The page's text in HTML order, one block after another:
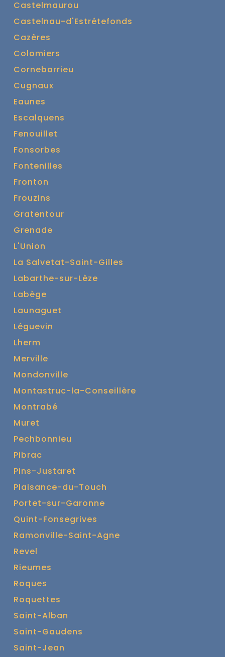
Castelmaurou
Castelnau-d'Estrétefonds
Cazères
Colomiers
Cornebarrieu
Cugnaux
Eaunes
Escalquens
Fenouillet
Fonsorbes
Fontenilles
Fronton
Frouzins
Gratentour
Grenade
L'Union
La Salvetat-Saint-Gilles
Labarthe-sur-Lèze
Labège
Launaguet
Léguevin
Lherm
Merville
Mondonville
Montastruc-la-Conseillère
Montrabé
Muret
Pechbonnieu
Pibrac
Pins-Justaret
Plaisance-du-Touch
Portet-sur-Garonne
Quint-Fonsegrives
Ramonville-Saint-Agne
Revel
Rieumes
Roques
Roquettes
Saint-Alban
Saint-Gaudens
Saint-Jean